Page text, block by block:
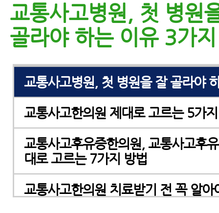
교통사고병원, 첫 병원
골라야 하는 이유 3가지
교통사고병원 제대로 고르는 8가지
교통사고병원 잘 고르는 7가지 방법
교통사고병원, 첫 병원을 잘 골라야
교통사고한의원 제대로 고르는 5가
교통사고후유증한의원, 교통사고후
대로 고르는 7가지 방법
교통사고한의원 치료받기 전 꼭 알